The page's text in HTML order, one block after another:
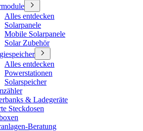
Alles entdecken
Solarpanele
Mobile Solarpanele
Solar Zubehör
Alles entdecken
Powerstationen
Solarspeicher
& Ladegeräte
Steckdosen
Beratung